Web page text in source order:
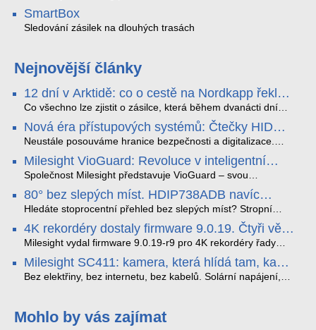
SmartBox
Sledování zásilek na dlouhých trasách
Nejnovější články
12 dní v Arktidě: co o cestě na Nordkapp řekla
data ze SMARTBOX 2 MAX
Co všechno lze zjistit o zásilce, která během dvanácti dní
projede Arktidou? SMARTBOX 2 MAX jsme vzali na trasu z
Tromsø přes Lofoty, Kirunu a finské Laponsko až na
Nordkapp. Bez jediného dobití, v mrazu až −13 °C a mimo
otřesy i náklon. Výsledkem není jen čára na mapě, ale
podrobný datový příběh celé cesty.
Nová éra přístupových systémů: Čtečky HID
Signo
Neustále posouváme hranice bezpečnosti a digitalizace.
v oblasti kontroly přístupu – moderní a vysoce univerzální
čtečky HID Signo.
Milesight VioGuard: Revoluce v inteligentní
detekci dopravních přestupků
Společnost Milesight představuje VioGuard – svou
dopravních přestupků. Tento systém, poháněný
sofistikovanými algoritmy umělé inteligence (AI), je navržen
tak, aby poskytoval komplexní nástroje pro vymáhání
dopravních předpisů, zvyšoval bezpečnost na silnicích a
optimalizoval plynulost dopravy v moderních městech.
80° bez slepých míst. HDIP738ADB navíc
streamuje na YouTube – bez PC.
Hledáte stoprocentní přehled bez slepých míst? Stropní
panoramatická kamera HDIP738ADB skládá obraz ze dvou
4MP senzorů SONY do jednoho čistého 180° záběru bez
zkreslení. K tomu přidává AI detekci osob a vozidel,
YouTube – bez běžícího počítače.
4K rekordéry dostaly firmware 9.0.19. Čtyři věci,
které musíte vědět.
Milesight vydal firmware 9.0.19-r9 pro 4K rekordéry řady
které vám zjednoduší práci – a jedna z nich vám ušetří
spoustu zbytečných výjezdů k zákazníkům.
Milesight SC411: kamera, která hlídá tam, kam
kabel nedosáhne
Bez elektřiny, bez internetu, bez kabelů. Solární napájení,
váš telefon. Podívejte se na video.
Mohlo by vás zajímat